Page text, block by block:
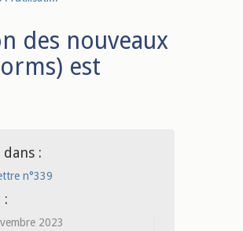
des nouveaux
est
dans :
n°339
:
2023